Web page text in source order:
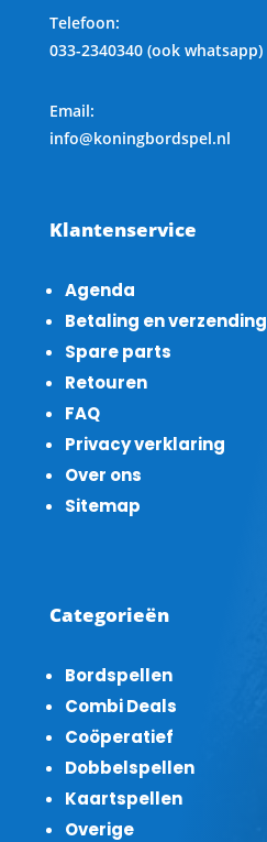
Telefoon:
033-2340340 (ook whatsapp)
Email:
info@koningbordspel.nl
Klantenservice
Agenda
Betaling en verzending
Spare parts
Retouren
FAQ
Privacy verklaring
Over ons
Sitemap
Categorieën
Bordspellen
Combi Deals
Coöperatief
Dobbelspellen
Kaartspellen
Overige